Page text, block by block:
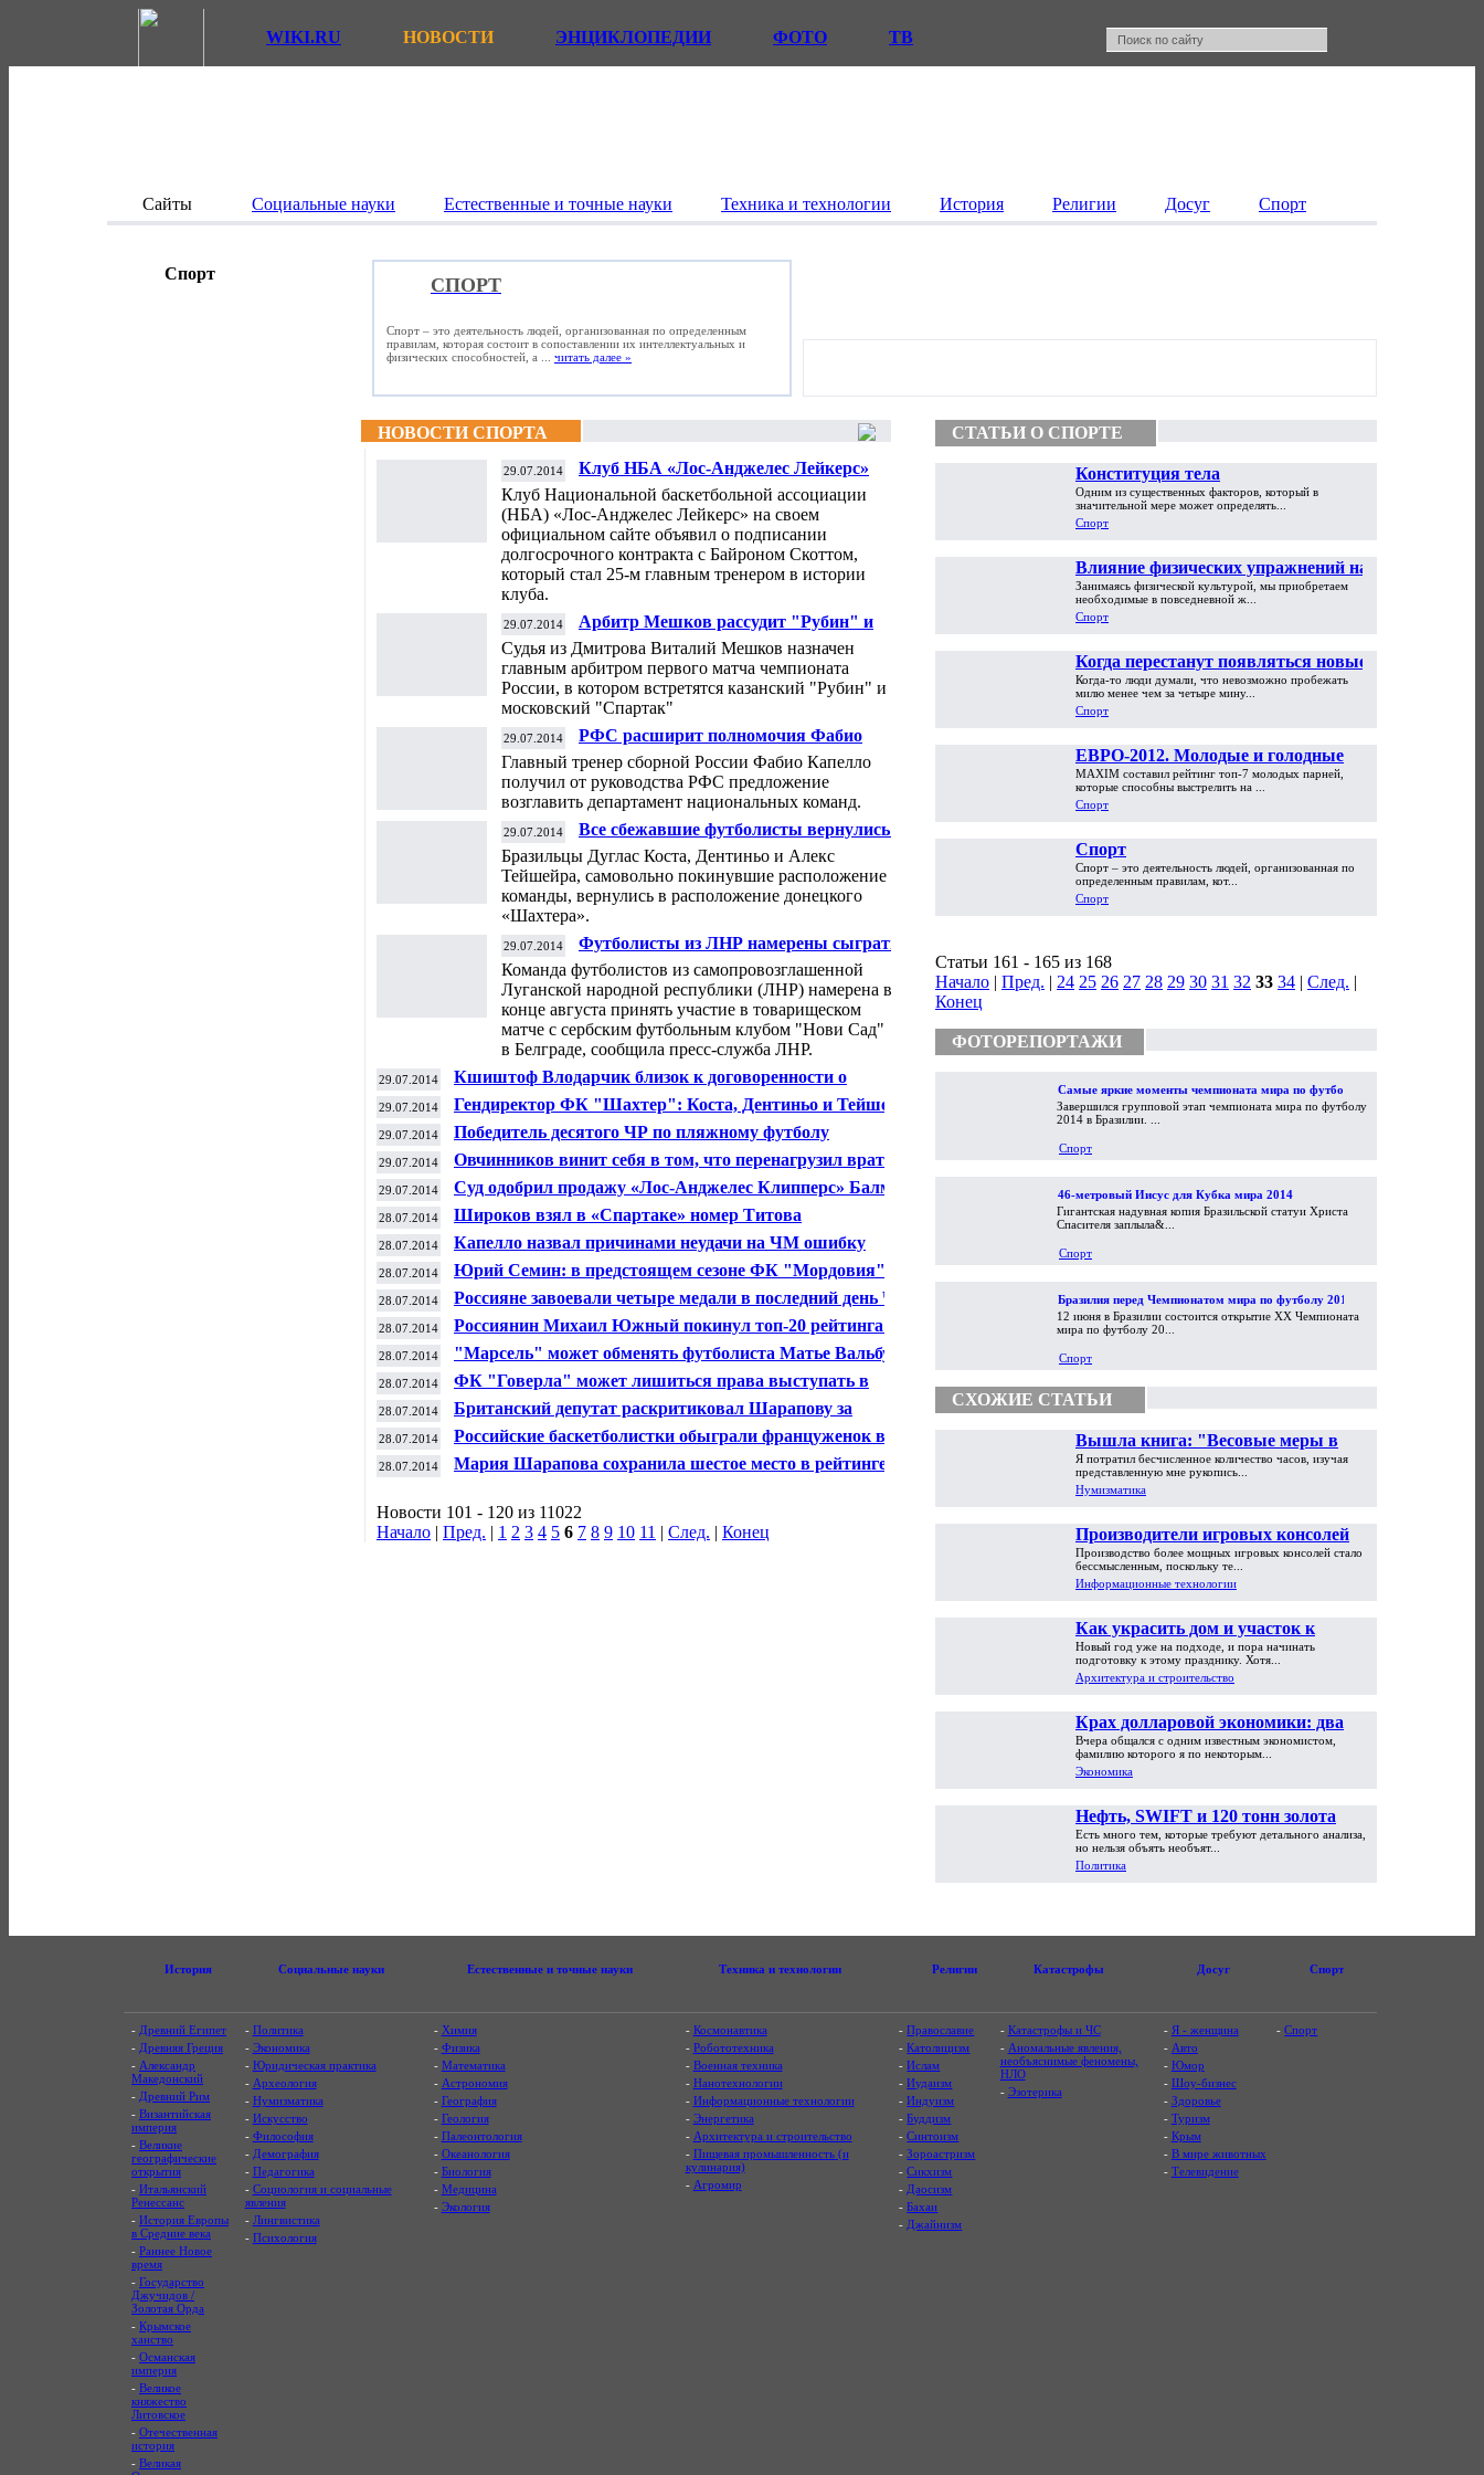
WIKI.RU НОВОСТИ ЭНЦИКЛОПЕДИИ ФОТО ТВ
Сайты Социальные науки Естественные и точные науки Техника и технологии История Религии Досуг Спорт
Спорт
СПОРТ
Спорт – это деятельность людей, организованная по определенным
правилам, которая состоит в сопоставлении их интеллектуальных и
физических способностей, а ... читать далее »
НОВОСТИ СПОРТА
29.07.2014
Клуб НБА «Лос-Анджелес Лейкерс»
объявил имя нового главного тренера
Клуб Национальной баскетбольной ассоциации
(НБА) «Лос-Анджелес Лейкерс» на своем
официальном сайте объявил о подписании
долгосрочного контракта с Байроном Скоттом,
который стал 25-м главным тренером в истории
клуба.
29.07.2014
Арбитр Мешков рассудит "Рубин" и
"Спартак" в первом матче ЧР
сезона-2014/15
Судья из Дмитрова Виталий Мешков назначен
главным арбитром первого матча чемпионата
России, в котором встретятся казанский "Рубин" и
московский "Спартак"
29.07.2014
РФС расширит полномочия Фабио
Капелло
Главный тренер сборной России Фабио Капелло
получил от руководства РФС предложение
возглавить департамент национальных команд.
29.07.2014
Все сбежавшие футболисты вернулись в
«Шахтер»
Бразильцы Дуглас Коста, Дентиньо и Алекс
Тейшейра, самовольно покинувшие расположение
команды, вернулись в расположение донецкого
«Шахтера».
29.07.2014
Футболисты из ЛНР намерены сыграть
товарищеский матч с сербами
Команда футболистов из самопровозглашенной
Луганской народной республики (ЛНР) намерена в
конце августа принять участие в товарищеском
матче с сербским футбольным клубом "Нови Сад"
в Белграде, сообщила пресс-служба ЛНР.
29.07.2014
Кшиштоф Влодарчик близок к договоренности о
боксерском бое с Григорием Дроздом в Москве
29.07.2014
Гендиректор ФК "Шахтер": Коста, Дентиньо и Тейшейра
вернулись в расположение команды
29.07.2014
Победитель десятого ЧР по пляжному футболу
определится в Волгограде
29.07.2014
Овчинников винит себя в том, что перенагрузил вратаря
Акинфеева на ЧМ
29.07.2014 Суд одобрил продажу «Лос-Анджелес Клипперс» Балмеру
28.07.2014 Широков взял в «Спартаке» номер Титова
28.07.2014
Капелло назвал причинами неудачи на ЧМ ошибку
Акинфеева и неточность форвардов
28.07.2014
Юрий Семин: в предстоящем сезоне ФК "Мордовия" не
намерен подстраиваться под соперников
28.07.2014
Россияне завоевали четыре медали в последний день ЧЕ
по велотреку
28.07.2014 Россиянин Михаил Южный покинул топ-20 рейтинга ATP
28.07.2014
"Марсель" может обменять футболиста Матье Вальбуэна
в "Валенсию"
28.07.2014
ФК "Говерла" может лишиться права выступать в
чемпионате Украины из-за финансовых проблем
28.07.2014
Британский депутат раскритиковал Шарапову за
кондитерский бизнес
28.07.2014
Российские баскетболистки обыграли француженок в
финале юниорского ЧЕ
28.07.2014
Мария Шарапова сохранила шестое место в рейтинге
Новости 101 - 120 из 11022
Начало | Пред. | 1 2 3 4 5 6 7 8 9 10 11 | След. | Конец
СТАТЬИ О СПОРТЕ
Конституция тела
Одним из существенных факторов, который в
значительной мере может определять...
Спорт
Влияние физических упражнений на
организм
Занимаясь физической культурой, мы при­обретаем
необходимые в повседневной ж...
Спорт
Когда перестанут появляться новые
спортивные рекорды?
Когда-то люди думали, что невозможно пробежать
милю менее чем за четыре мину...
Спорт
ЕВРО-2012. Молодые и голодные
MAXIM составил рейтинг топ-7 молодых парней,
которые способны выстрелить на ...
Спорт
Спорт
Спорт – это деятельность людей, организованная по
определенным правилам, кот...
Спорт
Статьи 161 - 165 из 168
Начало | Пред. | 24 25 26 27 28 29 30 31 32 33 34 | След. |
Конец
ФОТОРЕПОРТАЖИ
Самые яркие моменты чемпионата мира по футболу
2014
Завершился групповой этап чемпионата мира по футболу
2014 в Бразилии. ...
Спорт
46-метровый Иисус для Кубка мира 2014
Гигантская надувная копия Бразильской статуи Христа
Спасителя заплыла&...
Спорт
Бразилия перед Чемпионатом мира по футболу 2014
12 июня в Бразилии состоится открытие XX Чемпионата
мира по футболу 20...
Спорт
СХОЖИЕ СТАТЬИ
Вышла книга: "Весовые меры в
торговой практике Античности и
Средневековья"
Я потратил бесчисленное количество часов, изучая
представленную мне рукопись...
Нумизматика
Производители игровых консолей
достигли предела возможностей
Производство более мощных игровых консолей стало
бессмысленным, поскольку те...
Информационные технологии
Как украсить дом и участок к
Новому году
Новый год уже на подходе, и пора начинать
подготовку к этому празднику. Хотя...
Архитектура и строительство
Крах долларовой экономики: два
пути обрушения
Вчера общался с одним известным экономистом,
фамилию которого я по некоторым...
Экономика
Нефть, SWIFT и 120 тонн золота
Есть много тем, которые требуют детального анализа,
но нельзя объять необъят...
Политика
История Социальные науки Естественные и точные науки Техника и технологии Религии Катастрофы Досуг Спорт
- Древний Египет
- Древняя Греция
- Александр
Македонский
- Древний Рим
- Византийская
империя
- Великие
географические
открытия
- Итальянский
Ренессанс
- История Европы
в Средние века
- Раннее Новое
время
- Государство
Джучидов /
Золотая Орда
- Крымское
ханство
- Османская
империя
- Великое
княжество
Литовское
- Отечественная
история
- Великая
- Политика
- Экономика
- Юридическая практика
- Археология
- Нумизматика
- Искусство
- Философия
- Демография
- Педагогика
- Социология и социальные
явления
- Лингвистика
- Психология
- Химия
- Физика
- Математика
- Астрономия
- География
- Геология
- Палеонтология
- Океанология
- Биология
- Медицина
- Экология
- Космонавтика
- Робототехника
- Военная техника
- Нанотехнологии
- Информационные технологии
- Энергетика
- Архитектура и строительство
- Пищевая промышленность (и
кулинария)
- Агромир
-Православие
-Католицизм
-Ислам
-Иудаизм
-Индуизм
-Буддизм
-Синтоизм
-Зороастризм
-Сикхизм
- Даосизм
-Бахаи
- Джайнизм
- Катастрофы и ЧС
- Аномальные явления,
необъяснимые феномены,
НЛО
- Эзотерика
- Я - женщина
- Авто
- Юмор
- Шоу-бизнес
- Здоровье
- Туризм
- Крым
- В мире животных
- Телевидение
-Спорт